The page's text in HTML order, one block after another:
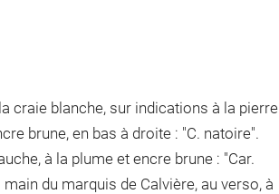
craie blanche, sur indications à la pierre
brune, en bas à droite : "C. natoire".
à la plume et encre brune : "Car.
du marquis de Calvière, au verso, à